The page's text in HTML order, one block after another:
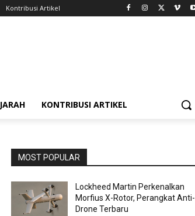
Kontribusi Artikel
KONTRIBUSI ARTIKEL
MOST POPULAR
Lockheed Martin Perkenalkan
Morfius X-Rotor, Perangkat Anti-
Drone Terbaru